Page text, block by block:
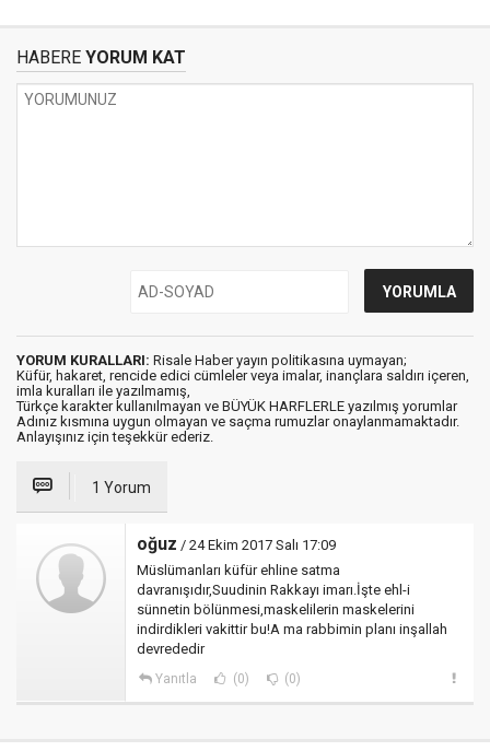
HABERE YORUM KAT
YORUM KURALLARI: Risale Haber yayın politikasına uymayan;
Küfür, hakaret, rencide edici cümleler veya imalar, inançlara saldırı içeren,
imla kuralları ile yazılmamış,
Türkçe karakter kullanılmayan ve BÜYÜK HARFLERLE yazılmış yorumlar
Adınız kısmına uygun olmayan ve saçma rumuzlar onaylanmamaktadır.
Anlayışınız için teşekkür ederiz.
1 Yorum
oğuz / 24 Ekim 2017 Salı 17:09
Müslümanları küfür ehline satma
davranışıdır,Suudinin Rakkayı imarı.İşte ehl-i
sünnetin bölünmesi,maskelilerin maskelerini
indirdikleri vakittir bu!A ma rabbimin planı inşallah
devrededir
Yanıtla (0) (0)